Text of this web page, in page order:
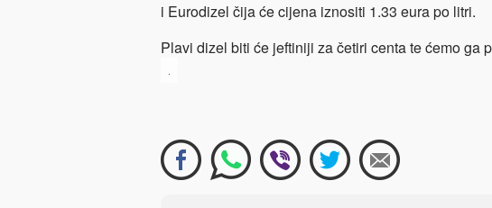
i Eurodizel čija će cijena iznositi 1.33 eura po litri.
Plavi dizel biti će jeftiniji za četiri centa te ćemo ga